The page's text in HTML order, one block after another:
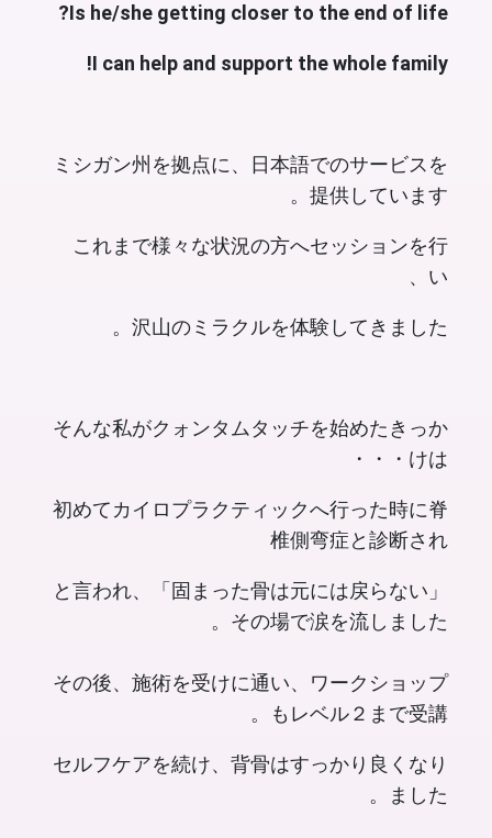
Is he/she getting closer to the end of life?
I can help and support the whole family!
ミシガン州を拠点に、日本語でのサービスを
提供しています。
これまで様々な状況の方へセッションを行
い、
沢山のミラクルを体験してきました。
そんな私がクォンタムタッチを始めたきっか
けは・・・
初めてカイロプラクティックへ行った時に脊
椎側弯症と診断され
「固まった骨は元には戻らない」と言われ、
その場で涙を流しました。
その後、施術を受けに通い、ワークショップ
もレベル２まで受講。
セルフケアを続け、背骨はすっかり良くなり
ました。